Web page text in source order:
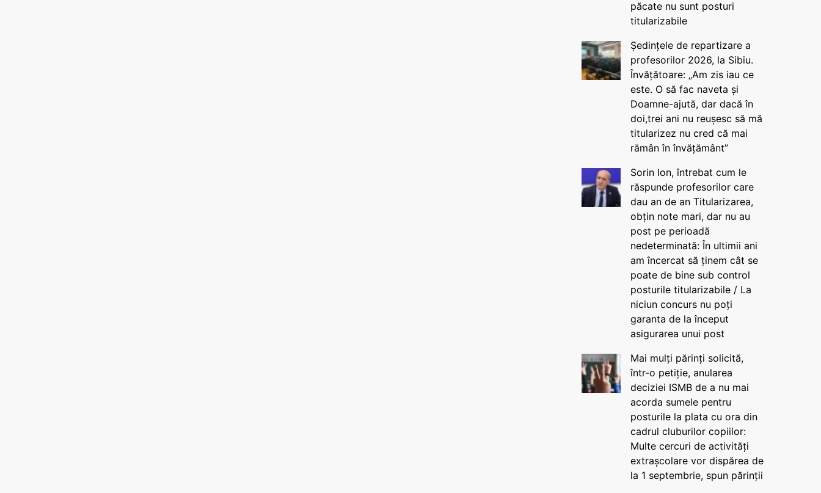
păcate nu sunt posturi
titularizabile
Ședințele de repartizare a
profesorilor 2026, la Sibiu.
Învățătoare: „Am zis iau ce
este. O să fac naveta și
Doamne-ajută, dar dacă în
doi,trei ani nu reușesc să mă
titularizez nu cred că mai
rămân în învățământ”
Sorin Ion, întrebat cum le
răspunde profesorilor care
dau an de an Titularizarea,
obțin note mari, dar nu au
post pe perioadă
nedeterminată: În ultimii ani
am încercat să ținem cât se
poate de bine sub control
posturile titularizabile / La
niciun concurs nu poți
garanta de la început
asigurarea unui post
Mai mulți părinți solicită,
într-o petiție, anularea
deciziei ISMB de a nu mai
acorda sumele pentru
posturile la plata cu ora din
cadrul cluburilor copiilor:
Multe cercuri de activități
extrașcolare vor dispărea de
la 1 septembrie, spun părinții